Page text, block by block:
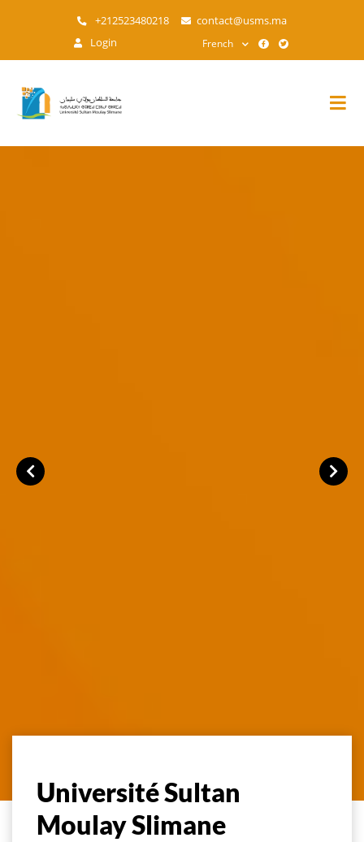
contenu
+212523480218
contact@usms.ma
Login
French
Université Sultan
Moulay Slimane